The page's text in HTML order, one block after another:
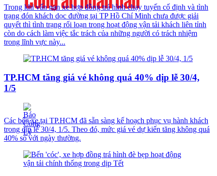
Trong khi vấn nạn xe hợp đồng trá hình chạy tuyến cố định và tình
trạng đón khách dọc đường tại TP Hồ Chí Minh chưa được giải
quyết thì tình trạng rối loạn trong hoạt động vận tải khách liên tỉnh
còn do cách làm việc tắc trách của những người có trách nhiệm
trong lĩnh vực này...
TP.HCM tăng giá vé không quá 40% dịp lễ 30/4,
1/5
Các bến xe tại TP.HCM đã sẵn sàng kế hoạch phục vụ hành khách
trong dịp lễ 30/4, 1/5. Theo đó, mức giá vé dự kiến tăng không quá
40% so với ngày thường.